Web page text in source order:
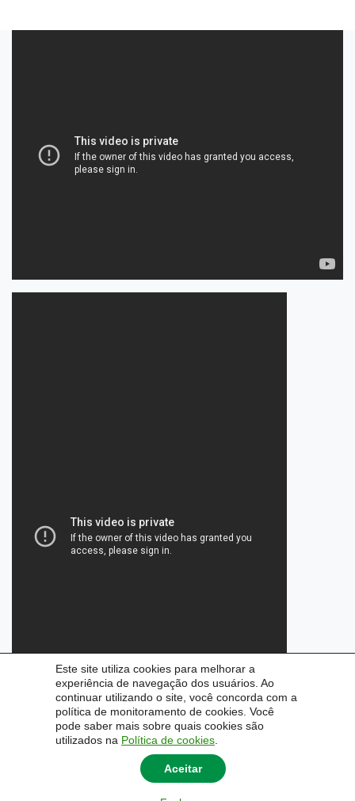
Este site utiliza cookies para melhorar a
experiência de navegação dos usuários. Ao
continuar utilizando o site, você concorda com a
política de monitoramento de cookies. Você
pode saber mais sobre quais cookies são
utilizados na Política de cookies
Aceitar